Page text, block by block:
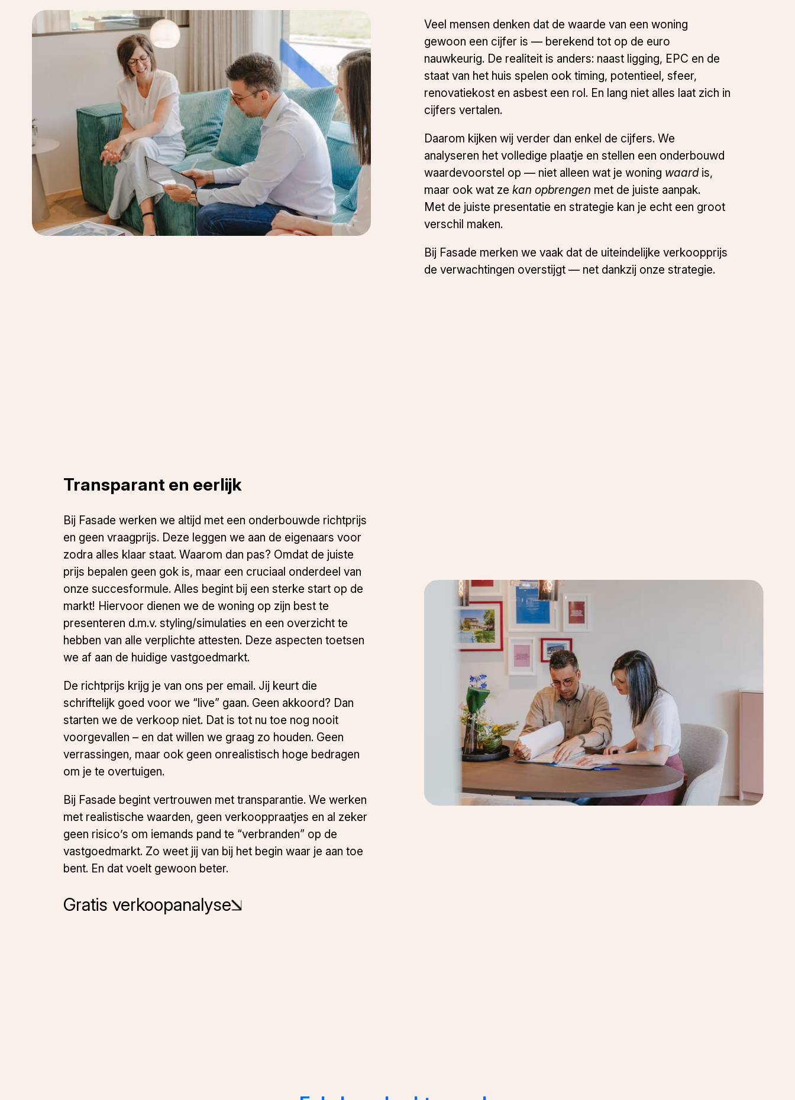
Veel mensen denken dat de waarde van een woning
gewoon een cijfer is — berekend tot op de euro
nauwkeurig. De realiteit is anders: naast ligging, EPC en de
staat van het huis spelen ook timing, potentieel, sfeer,
renovatiekost en asbest een rol. En lang niet alles laat zich in
cijfers vertalen.
Daarom kijken wij verder dan enkel de cijfers. We
analyseren het volledige plaatje en stellen een onderbouwd
waardevoorstel op — niet alleen wat je woning waardis,
maar ook wat ze kan opbrengen met de juiste aanpak.
Met de juiste presentatie en strategie kan je echt een groot
verschil maken.
Bij Fasade merken we vaak dat de uiteindelijke verkoopprijs
de verwachtingen overstijgt — net dankzij onze strategie.
Transparant en eerlijk
Bij Fasade werken we altijd met een onderbouwde richtprijs
en geen vraagprijs. Deze leggen we aan de eigenaars voor
zodra alles klaar staat. Waarom dan pas? Omdat de juiste
prijs bepalen geen gok is, maar een cruciaal onderdeel van
onze succesformule. Alles begint bij een sterke start op de
markt! Hiervoor dienen we de woning op zijn best te
presenteren d.m.v. styling/simulaties en een overzicht te
hebben van alle verplichte attesten. Deze aspecten toetsen
we af aan de huidige vastgoedmarkt.
De richtprijs krijg je van ons per email. Jij keurt die
schriftelijk goed voor we “live” gaan. Geen akkoord? Dan
starten we de verkoop niet. Dat is tot nu toe nog nooit
voorgevallen – en dat willen we graag zo houden. Geen
verrassingen, maar ook geen onrealistisch hoge bedragen
om je te overtuigen.
Bij Fasade begint vertrouwen met transparantie. We werken
met realistische waarden, geen verkooppraatjes en al zeker
geen risico’s om iemands pand te “verbranden” op de
vastgoedmarkt. Zo weet jij van bij het begin waar je aan toe
bent. En dat voelt gewoon beter.
Gratis verkoopanalyse